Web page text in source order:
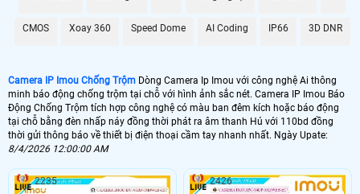
CMOS Xoay 360 Speed Dome AI Coding IP66 3D DNR
Camera IP Imou Chống Trộm Dòng Camera Ip Imou với công nghệ Ai thông
minh báo động chống trộm tại chỗ với hình ảnh sắc nét. Camera IP Imou Báo
Động Chống Trộm tích hợp công nghệ có màu ban đêm kích hoặc báo động
tại chỗ bằng đèn nhấp náy đồng thời phát ra âm thanh Hú với 110bd đồng
thời gửi thông báo về thiết bị điện thoại cầm tay nhanh nhất. Ngày Upate:
8/4/2026 12:00:00 AM
2235 2426